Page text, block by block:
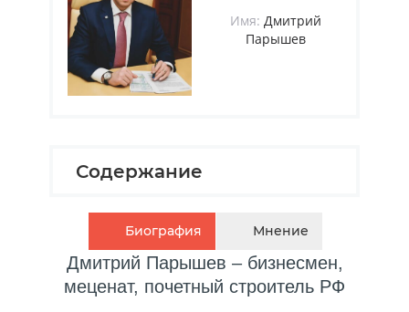
Имя: Дмитрий
Парышев
Содержание
Биография Мнение
Дмитрий Парышев – бизнесмен,
меценат, почетный строитель РФ